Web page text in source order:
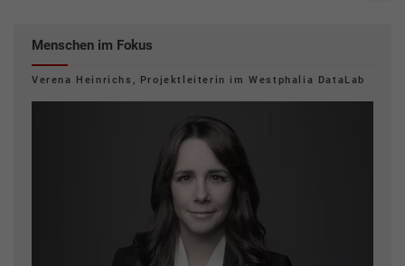
Menschen im Fokus
Verena Heinrichs, Projektleiterin im Westphalia DataLab